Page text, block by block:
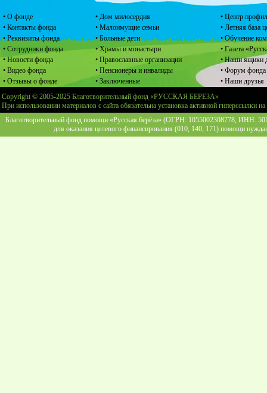
• О фонде
• Контакты фонда
• Реквизиты фонда
• Сотрудники фонда
• Новости фонда
• Видео фонда
• Отзывы о фонде
• Дом милосердия
• Малоимущие семьи
• Больные дети
• Храмы и монастыри
• Православные организации
• Пенсионеры и инвалиды
• Заключенные
• Центр
• Летняя база
• Обучение
• Газета
• Наши ящики
• Форум фонда
• Наши друзья
Copyright © 2005-2025 Благотворительный фонд «РУССКАЯ БЕРЕЗА»
При использовании материалов с сайта обязательна установка активной гиперссылки
Благотворительный фонд помощи «Русская берёза» (ОГРН: 1055002308778, ИНН:
для оказания целевого финансирования (010, 140, 171) помощи